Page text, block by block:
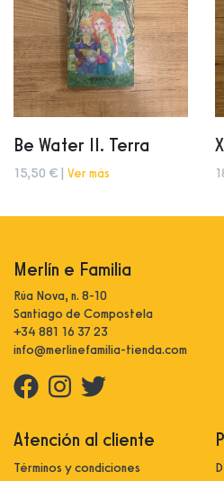
Be Water II. Terra
15,50 € | Ver más
Merlín e Familia
Rúa Nova, n. 8-10
Santiago de Compostela
+34 881 16 37 23
info@merlinefamilia-tienda.com
Atención al cliente
Términos y condiciones